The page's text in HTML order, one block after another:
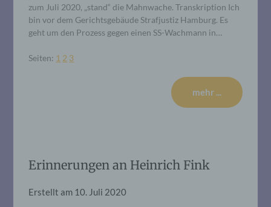
zum Juli 2020, „stand“ die Mahnwache. Transkription Ich
bin vor dem Gerichtsgebäude Strafjustiz Hamburg. Es
geht um den Prozess gegen einen SS-Wachmann in…
Seiten: 1 2 3
mehr ...
Erinnerungen an Heinrich Fink
Erstellt am 10. Juli 2020